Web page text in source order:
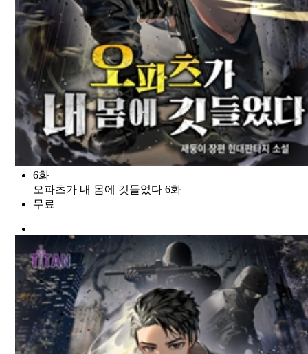
6화
오파츠가 내 몸에 깃들었다 6화
무료